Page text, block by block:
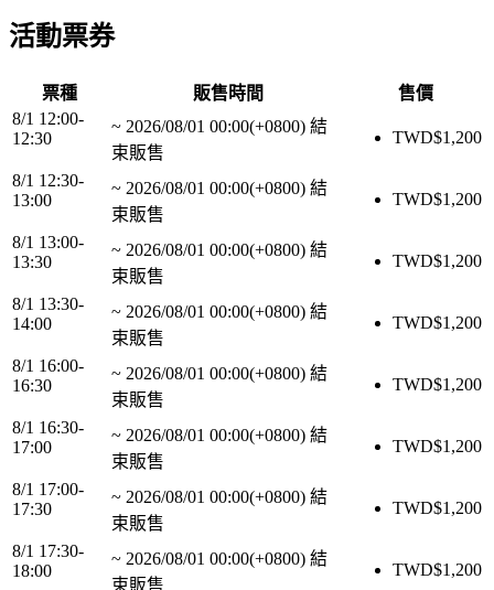
活動票券
票種 販售時間
售價
8/1 12:00-
12:30
~ 2026/08/01 00:00(+0800) 結
束販售
TWD$1,200
8/1 12:30-
13:00
~ 2026/08/01 00:00(+0800) 結
束販售
TWD$1,200
8/1 13:00-
13:30
~ 2026/08/01 00:00(+0800) 結
束販售
TWD$1,200
8/1 13:30-
14:00
~ 2026/08/01 00:00(+0800) 結
束販售
TWD$1,200
8/1 16:00-
16:30
~ 2026/08/01 00:00(+0800) 結
束販售
TWD$1,200
8/1 16:30-
17:00
~ 2026/08/01 00:00(+0800) 結
束販售
TWD$1,200
8/1 17:00-
17:30
~ 2026/08/01 00:00(+0800) 結
束販售
TWD$1,200
8/1 17:30-
18:00
~ 2026/08/01 00:00(+0800) 結
束販售
TWD$1,200